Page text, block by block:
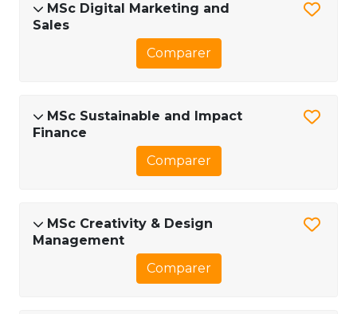
MSc Digital Marketing and
Sales
Comparer
MSc Sustainable and Impact
Finance
Comparer
MSc Creativity & Design
Management
Comparer